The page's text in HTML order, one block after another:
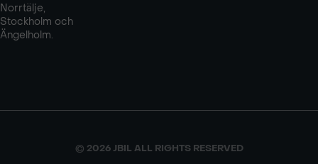
Norrtälje,
Stockholm och
Ängelholm.
© 2026 JBIL ALL RIGHTS RESERVED